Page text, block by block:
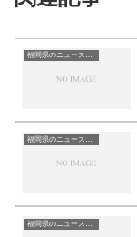
福岡県のニュース一覧
福岡県のニュース一覧
福岡県のニュース一覧